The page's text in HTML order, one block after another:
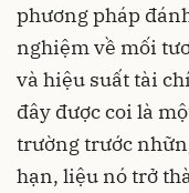
phương pháp
nghiệm về mối
và hiệu suất tài
đây được coi là
trường trước
hạn, liệu nó trở